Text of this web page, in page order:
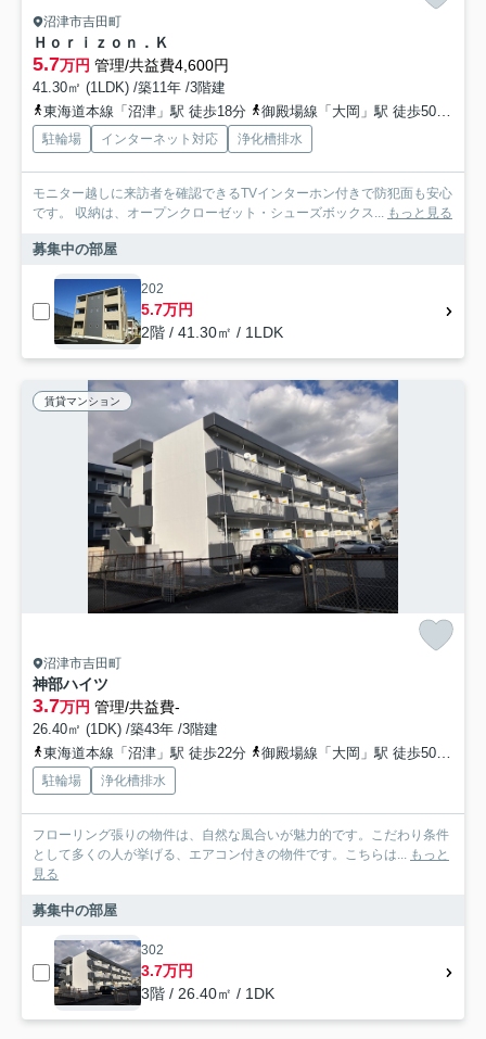
沼津市吉田町
Ｈｏｒｉｚｏｎ．Ｋ
5.7万円 管理/共益費4,600円
41.30㎡ (1LDK) /築11年 /3階建
東海道本線「沼津」駅 徒歩18分
御殿場線「大岡」駅 徒歩50分
駐輪場 インターネット対応 浄化槽排水
モニター越しに来訪者を確認できるTVインターホン付きで防犯面も安心
です。 収納は、オープンクローゼット・シューズボックス... もっと見る
募集中の部屋
202
5.7万円
2階 / 41.30㎡ / 1LDK
賃貸マンション
沼津市吉田町
神部ハイツ
3.7万円 管理/共益費-
26.40㎡ (1DK) /築43年 /3階建
東海道本線「沼津」駅 徒歩22分
御殿場線「大岡」駅 徒歩50分
駐輪場 浄化槽排水
フローリング張りの物件は、自然な風合いが魅力的です。こだわり条件
として多くの人が挙げる、エアコン付きの物件です。こちらは... もっと
見る
募集中の部屋
302
3.7万円
3階 / 26.40㎡ / 1DK